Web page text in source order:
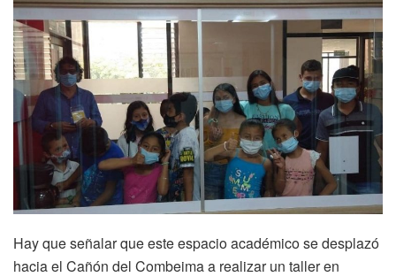
Hay que señalar que este espacio académico se desplazó
hacia el Cañón del Combeima a realizar un taller en